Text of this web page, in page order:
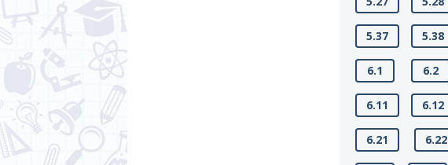
5.37 5.38
6.1 6.2
6.11 6.12
6.21 6.22